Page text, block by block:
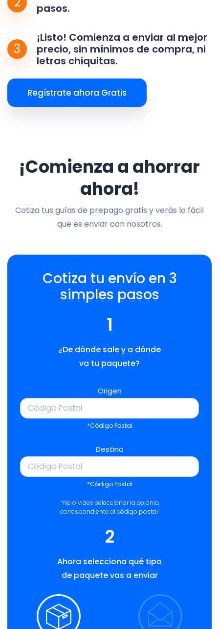
pasos.
3
¡Listo! Comienza a enviar al mejor
precio, sin mínimos de compra, ni
letras chiquitas.
Regístrate ahora Gratis
¡Comienza a ahorrar
ahora!
Cotiza tus guías de prepago gratis y verás lo fácil
que es enviar con nosotros.
Cotiza tu envío en 3
simples pasos
1
¿De dónde sale y a dónde
va tu paquete?
Origen
*Código Postal
Destino
*Código Postal
*No olvides seleccionar la colonia
correspondiente al código postal.
2
Ahora selecciona qué tipo
de paquete vas a enviar